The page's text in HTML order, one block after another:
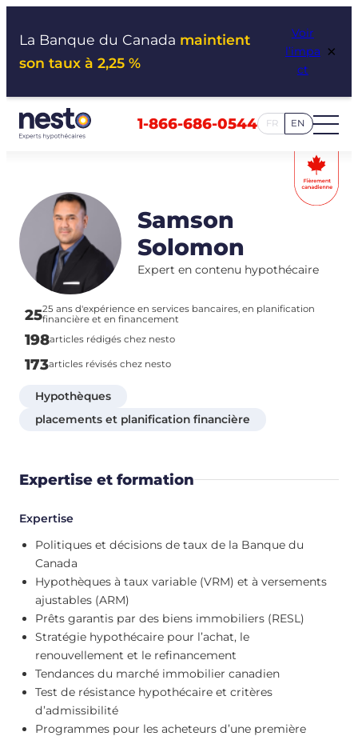
La Banque du Canada maintient
son taux à 2,25 %
Voir
l’impa
ct
×
1-866-686-0544 FR EN
Samson
Solomon
Expert en contenu hypothécaire
2525 ans d'expérience en services bancaires, en planification
financière et en financement
198articles rédigés chez nesto
173articles révisés chez nesto
Hypothèques
placements et planification financière
Expertise et formation
Expertise
Politiques et décisions de taux de la Banque du
Canada
Hypothèques à taux variable (VRM) et à versements
ajustables (ARM)
Prêts garantis par des biens immobiliers (RESL)
Stratégie hypothécaire pour l’achat, le
renouvellement et le refinancement
Tendances du marché immobilier canadien
Test de résistance hypothécaire et critères
d’admissibilité
Programmes pour les acheteurs d’une première